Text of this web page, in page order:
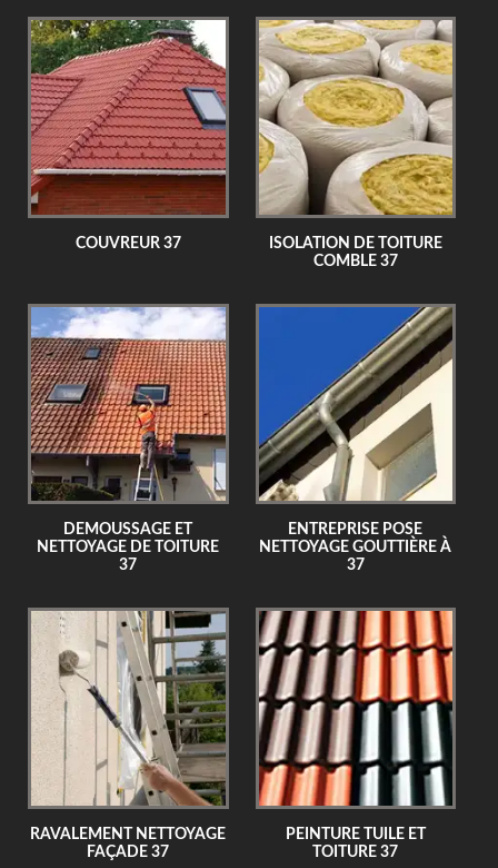
COUVREUR 37
ISOLATION DE TOITURE
COMBLE 37
DEMOUSSAGE ET
NETTOYAGE DE TOITURE
37
ENTREPRISE POSE
NETTOYAGE GOUTTIÈRE À
37
RAVALEMENT NETTOYAGE
FAÇADE 37
PEINTURE TUILE ET
TOITURE 37